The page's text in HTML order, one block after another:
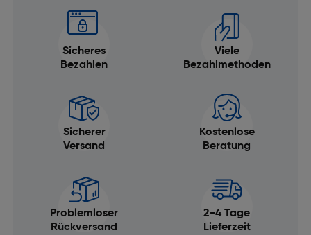
Sicheres
Bezahlen
Viele
Bezahlmethoden
Sicherer
Versand
Kostenlose
Beratung
Problemloser
Rückversand
2-4 Tage
Lieferzeit